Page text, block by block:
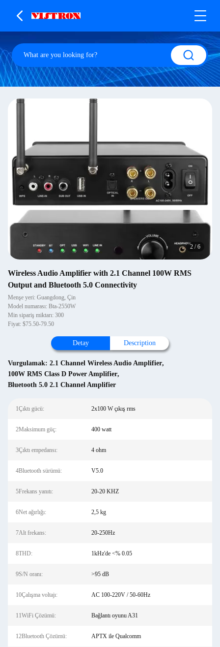
2 /6
Wireless Audio Amplifier with 2.1 Channel 100W RMS
Output and Bluetooth 5.0 Connectivity
Menşe yeri: Guangdong, Çin
Model numarası: Bta-2550W
Min sipariş miktarı: 300
Fiyat: $75.50-79.50
Detay Description
Vurgulamak: 2.1 Channel Wireless Audio Amplifier,
100W RMS Class D Power Amplifier,
Bluetooth 5.0 2.1 Channel Amplifier
1Çıktı gücü: 2x100 W çıkış rms
2Maksimum güç: 400 watt
3Çıktı empedansı: 4 ohm
4Bluetooth sürümü: V5.0
5Frekans yanıtı: 20-20 KHZ
6Net ağırlığı: 2,5 kg
7Alt frekans: 20-250Hz
8THD: 1kHz'de <% 0.05
9S/N oranı: >95 dB
10Çalışma voltajı: AC 100-220V / 50-60Hz
11WiFi Çözümü: Bağlantı oyunu A31
12Bluetooth Çözümü: APTX ile Qualcomm